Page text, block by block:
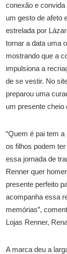
conexão e
um gesto de afeto
estrelada por
tornar a data uma
mostrando que a
impulsiona a
de se vestir. No
preparou uma
um presente cheio
“Quem é pai tem
os filhos podem
essa jornada de
Renner quer
presente perfeito
acompanha essa
memórias”,
Lojas Renner,
A marca deu a